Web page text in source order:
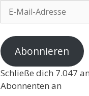
Abonnieren
Schließe dich 7.047
Abonnenten an